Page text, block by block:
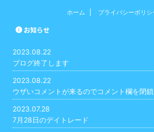
ホーム プライバシーポリシ
お知らせ
2023.08.22
ブログ終了します
2023.08.22
ウザいコメントが来るのでコメント欄を閉
2023.07.28
7月28日のデイトレード